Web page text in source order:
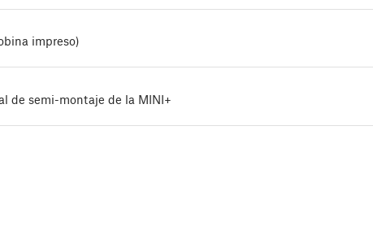
impreso)
de semi-montaje de la MINI+